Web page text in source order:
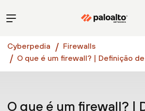
Cyberpedia
Firewalls
O que é um firewall? | Definição
O que é um firewall? |